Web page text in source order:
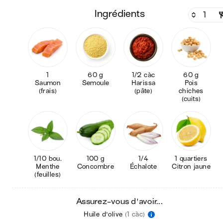
ingrédients
1
Saumon
(frais)
60 g
Semoule
1/2 càc
Harissa
(pâte)
60 g
Pois
chiches
(cuits)
1/10 bou.
Menthe
(feuilles)
100 g
Concombre
1/4
Échalote
1 quartiers
Citron jaune
Assurez-vous d'avoir...
Huile d'olive (1 càc)